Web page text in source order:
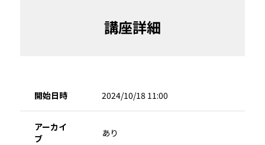
講座詳細
開始日時 2024/10/18 11:00
アーカイ
ブ
あり